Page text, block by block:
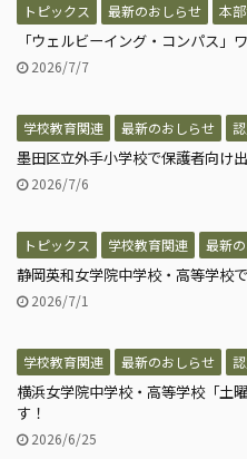
トピックス 最新のおしらせ 本
「ウェルビーイング・コンパス」
2026/7/7
学校教育関連 最新のおしらせ
墨田区立外手小学校で保護者向け
2026/7/6
トピックス 学校教育関連 最新
静岡英和女学院中学校・高等学校
2026/7/1
学校教育関連 最新のおしらせ
横浜女学院中学校・高等学校「土
す！
2026/6/25